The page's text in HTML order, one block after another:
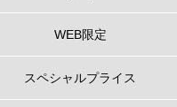
WEB限定
スペシャルプライス